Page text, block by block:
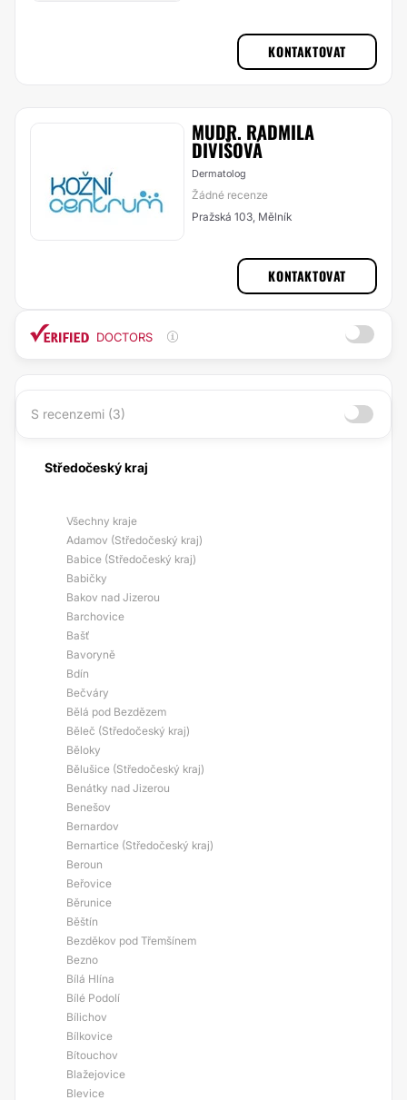
KONTAKTOVAT
MUDR. RADMILA
DIVIŠOVÁ
Dermatolog
Žádné recenze
Pražská 103, Mělník
KONTAKTOVAT
DOCTORS
S recenzemi (3)
Středočeský kraj
Všechny kraje
Adamov (Středočeský kraj)
Babice (Středočeský kraj)
Babičky
Bakov nad Jizerou
Barchovice
Bašť
Bavoryně
Bdín
Bečváry
Bělá pod Bezdězem
Běleč (Středočeský kraj)
Běloky
Bělušice (Středočeský kraj)
Benátky nad Jizerou
Benešov
Bernardov
Bernartice (Středočeský kraj)
Beroun
Beřovice
Běrunice
Běštín
Bezděkov pod Třemšínem
Bezno
Bílá Hlína
Bílé Podolí
Bílichov
Bílkovice
Bítouchov
Blažejovice
Blevice